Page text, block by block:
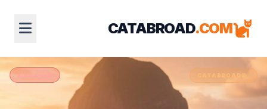
CATABROAD.COM
صعوبة عالية CATABROAD